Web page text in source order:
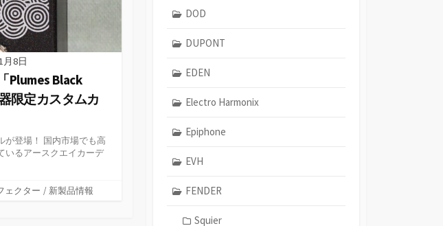
月8日
Plumes Black
限定カスタムカ
が登場！ 国内市場でも高
いるアースクエイカーデ
ェクター / 新製品情報
DOD
DUPONT
EDEN
Electro Harmonix
Epiphone
EVH
FENDER
Squier